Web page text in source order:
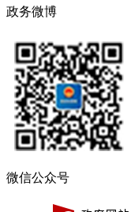
政务微博
微信公众号